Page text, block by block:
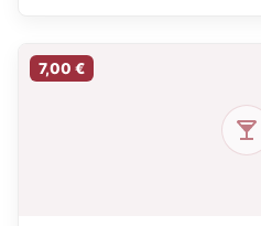
7,00 €